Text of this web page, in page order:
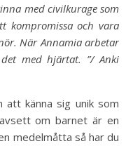
med civilkurage som
kompromissa och vara
När Annamia arbetar
med hjärtat. ”/ Anki
att känna sig unik som
om barnet är en
medelmåtta så har du